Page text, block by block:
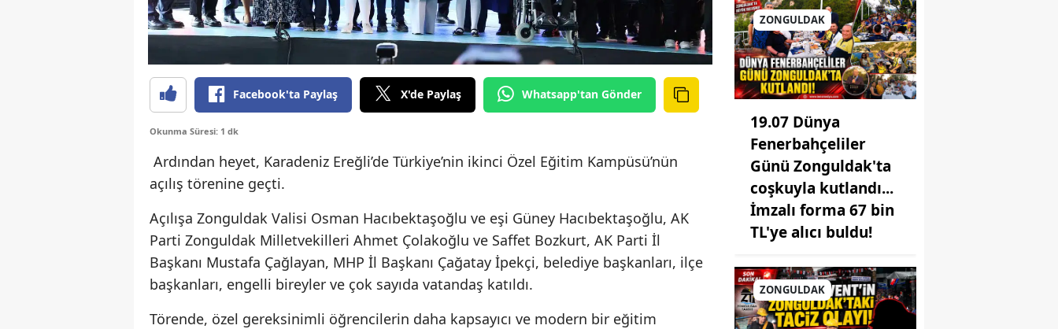
Facebook'ta Paylaş X'de Paylaş Whatsapp'tan Gönder
Okunma Süresi: 1 dk
Ardından heyet, Karadeniz Ereğli’de Türkiye’nin ikinci Özel Eğitim Kampüsü’nün
açılış törenine geçti.
Açılışa Zonguldak Valisi Osman Hacıbektaşoğlu ve eşi Güney Hacıbektaşoğlu, AK
Parti Zonguldak Milletvekilleri Ahmet Çolakoğlu ve Saffet Bozkurt, AK Parti İl
Başkanı Mustafa Çağlayan, MHP İl Başkanı Çağatay İpekçi, belediye başkanları, ilçe
başkanları, engelli bireyler ve çok sayıda vatandaş katıldı.
Törende, özel gereksinimli öğrencilerin daha kapsayıcı ve modern bir eğitim
ZONGULDAK
19.07 Dünya
Fenerbahçeliler
Günü Zonguldak'ta
coşkuyla kutlandı...
İmzalı forma 67 bin
TL'ye alıcı buldu!
ZONGULDAK